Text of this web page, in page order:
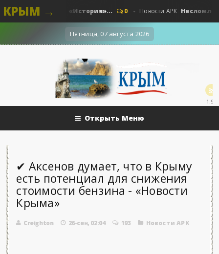
КРЫМ →Наши - «История»... 0 Новости АРК
Пятница, 07 августа 2026
1.9k
Открыть Меню
✔ Аксенов думает, что в Крыму
есть потенциал для снижения
стоимости бензина - «Новости
Крыма»
Creighton 26-сен, 02:04 193 Новости АРК